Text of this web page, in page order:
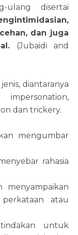
ulang disertai
dan juga
(Jubaidi and
diantaranya
dan trickery.
mengumbar
rahasia
menyampaikan
atau
untuk